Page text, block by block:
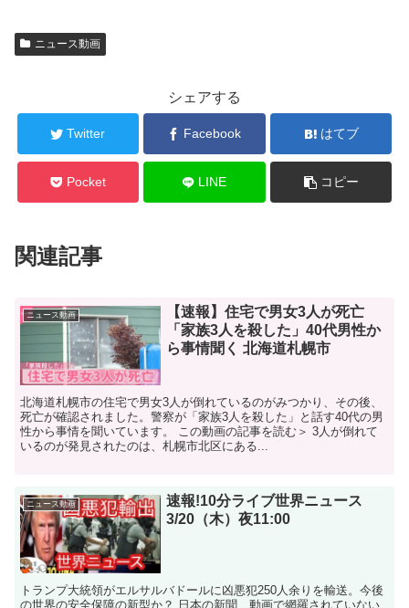
ニュース動画
シェアする
Twitter Facebook はてブ
Pocket LINE コピー
関連記事
ニュース動画
【速報】住宅で男女3人が死亡
「家族3人を殺した」40代男性か
ら事情聞く 北海道札幌市
北海道札幌市の住宅で男女3人が倒れているのがみつかり、その後、
死亡が確認されました。警察が「家族3人を殺した」と話す40代の男
性から事情を聞いています。 この動画の記事を読む＞ 3人が倒れて
いるのが発見されたのは、札幌市北区にある...
ニュース動画
速報!10分ライブ世界ニュース
3/20（木）夜11:00
トランプ大統領がエルサルバドールに凶悪犯250人余りを輸送。今後
の世界の安全保障の新型か？ 日本の新聞、動画で網羅されていない